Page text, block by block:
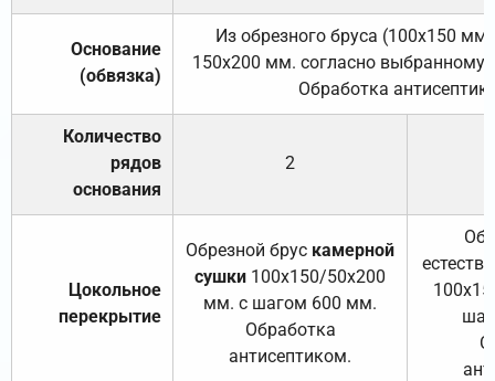
Основание
(обвязка)
Из обрезного бруса (100х150
150х200 мм. согласно выбранному
Обработка
Количество
рядов
основания
2
Цокольное
перекрытие
Обрезной брус камерной
сушки 100х150/50х200
мм. с шагом 600 мм.
Обработка
антисептиком.